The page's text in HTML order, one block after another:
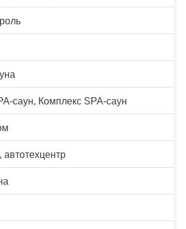
саун, Комплекс SPA-саун
автотехцентр